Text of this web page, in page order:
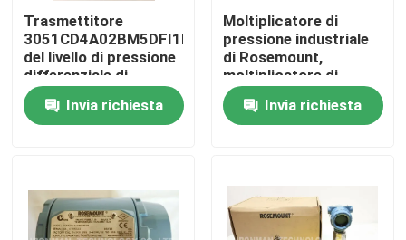
Casa
Contatti
Trasmettitore
3051CD4A02BM5DFI1H3L4Q4
del livello di pressione
differenziale di
Emerson Rosemount
Invia richiesta
Moltiplicatore di
pressione industriale
di Rosemount,
moltiplicatore di
pressione di Hart
Invia richiesta